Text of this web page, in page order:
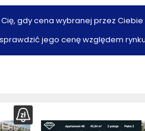
gdy cena wybranej przez
jego cenę względem